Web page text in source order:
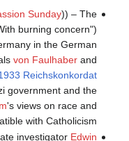
Sunday)) – The
burning concern")
in the German
von Faulhaberand
Reichskonkordat
government and the
's views on race and
with Catholicism.
investigator Edwin